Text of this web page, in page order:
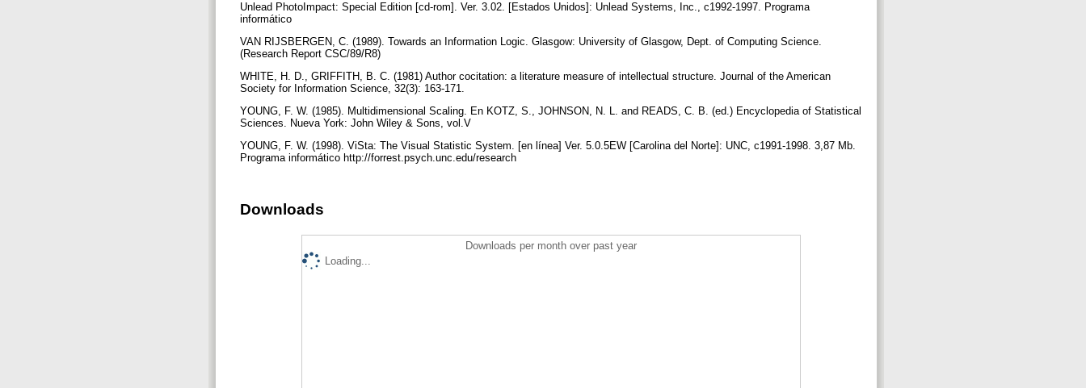
Unlead PhotoImpact: Special Edition [cd-rom]. Ver. 3.02. [Estados Unidos]: Unlead Systems, Inc., c1992-1997. Programa
informático
VAN RIJSBERGEN, C. (1989). Towards an Information Logic. Glasgow: University of Glasgow, Dept. of Computing Science.
(Research Report CSC/89/R8)
WHITE, H. D., GRIFFITH, B. C. (1981) Author cocitation: a literature measure of intellectual structure. Journal of the American
Society for Information Science, 32(3): 163-171.
YOUNG, F. W. (1985). Multidimensional Scaling. En KOTZ, S., JOHNSON, N. L. and READS, C. B. (ed.) Encyclopedia of Statistical
Sciences. Nueva York: John Wiley & Sons, vol.V
YOUNG, F. W. (1998). ViSta: The Visual Statistic System. [en línea] Ver. 5.0.5EW [Carolina del Norte]: UNC, c1991-1998. 3,87 Mb.
Programa informático http://forrest.psych.unc.edu/research
Downloads
Downloads per month over past year
Loading...